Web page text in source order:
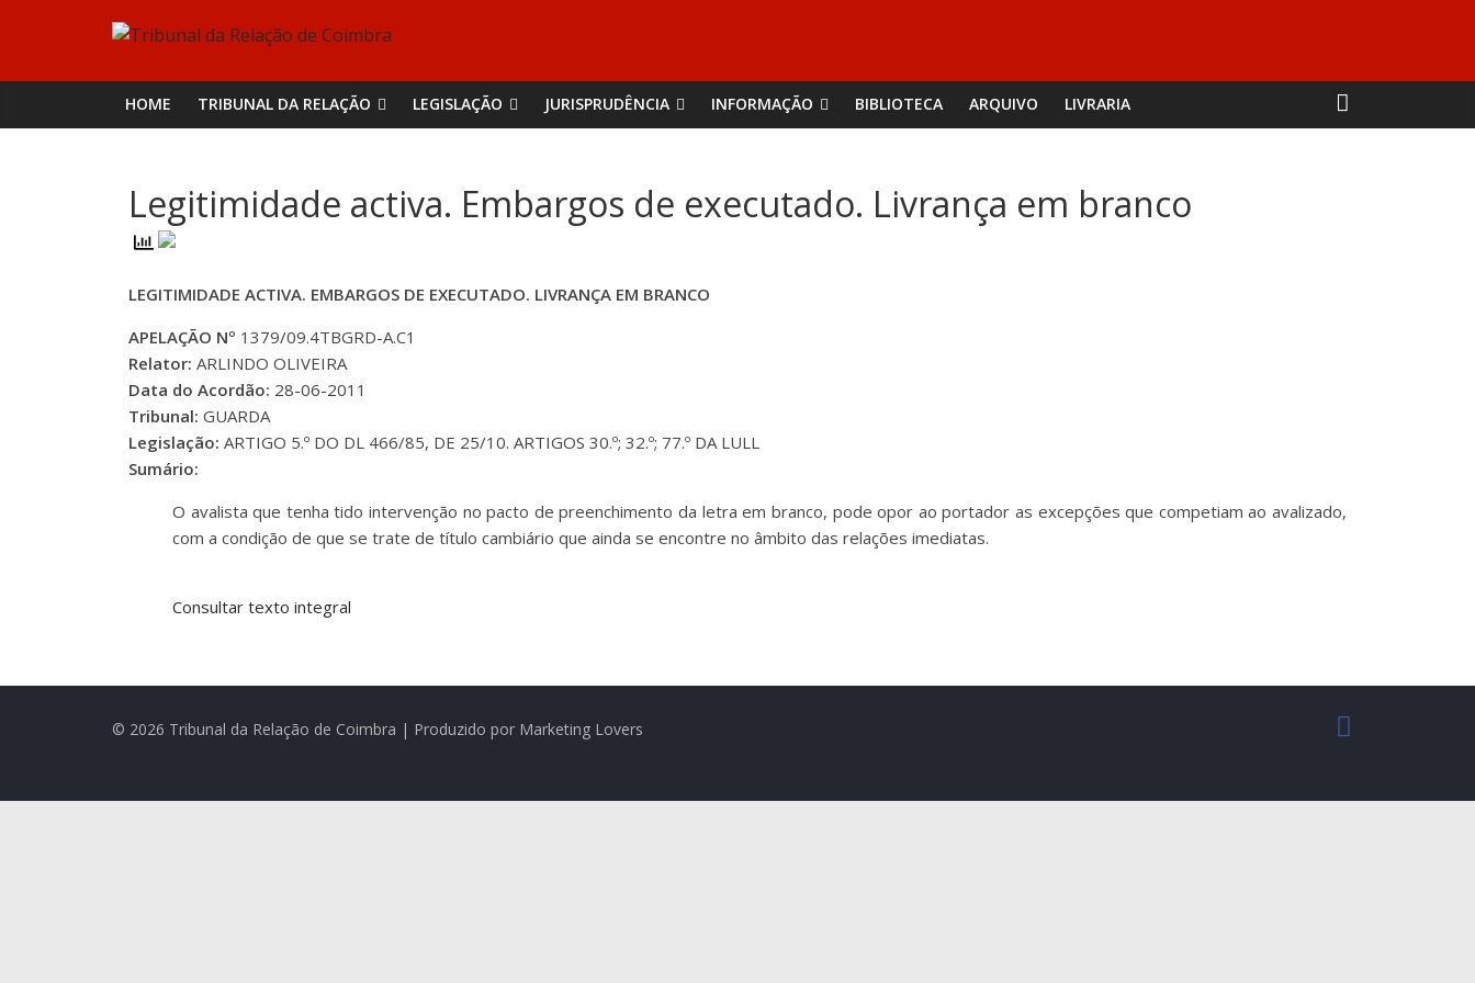
Tribunal
da
Relação
de
Coimbra
HOME TRIBUNAL DA RELAÇÃO LEGISLAÇÃO JURISPRUDÊNCIA INFORMAÇÃO BIBLIOTECA ARQUIVO LIVRARIA
Legitimidade activa. Embargos de executado. Livrança em branco
LEGITIMIDADE ACTIVA. EMBARGOS DE EXECUTADO. LIVRANÇA EM BRANCO
APELAÇÃO Nº 1379/09.4TBGRD-A.C1
Relator: ARLINDO OLIVEIRA
Data do Acordão: 28-06-2011
Tribunal: GUARDA
Legislação: ARTIGO 5.º DO DL 466/85, DE 25/10. ARTIGOS 30.º; 32.º; 77.º DA LULL
Sumário:
O avalista que tenha tido intervenção no pacto de preenchimento da letra em branco, pode opor ao portador as excepções que competiam ao avalizado,
com a condição de que se trate de título cambiário que ainda se encontre no âmbito das relações imediatas.
Consultar texto integral
© 2026 Tribunal da Relação de Coimbra | Produzido por Marketing Lovers